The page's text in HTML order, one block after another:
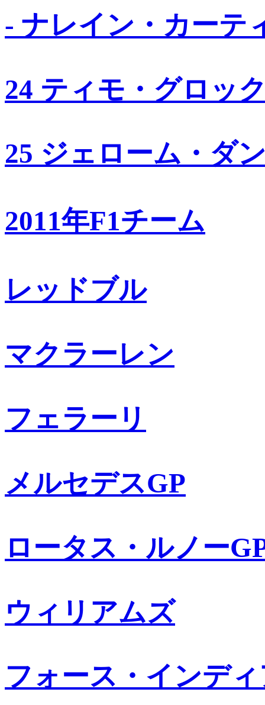
- ナレイン・カーテ
24 ティモ・グロッ
25 ジェローム・ダ
2011年F1チーム
レッドブル
マクラーレン
フェラーリ
メルセデスGP
ロータス・ルノー
ウィリアムズ
フォース・インデ